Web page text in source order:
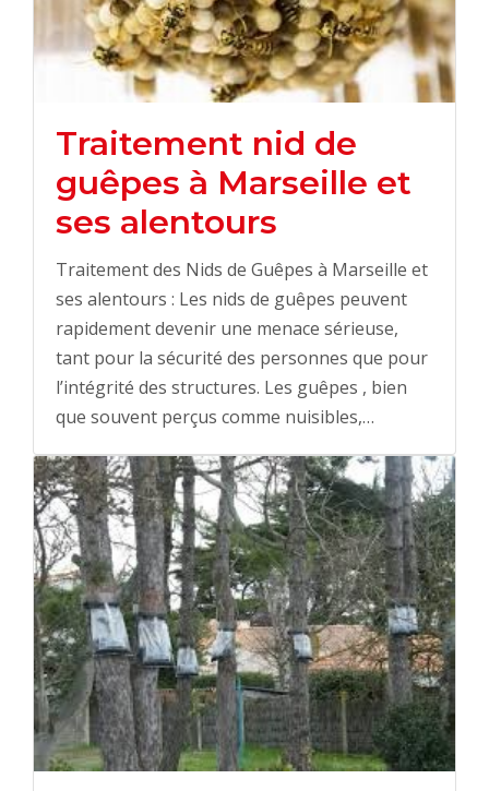
Traitement nid de
guêpes à Marseille et
ses alentours
Traitement des Nids de Guêpes à Marseille et
ses alentours : Les nids de guêpes peuvent
rapidement devenir une menace sérieuse,
tant pour la sécurité des personnes que pour
l’intégrité des structures. Les guêpes , bien
que souvent perçus comme nuisibles,…